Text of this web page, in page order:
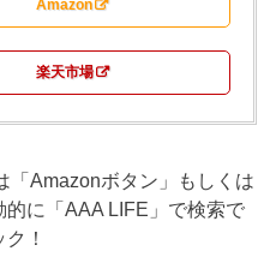
Amazon
楽天市場
Amazonボタン」もしくは
的に「AAA LIFE」で検索で
！